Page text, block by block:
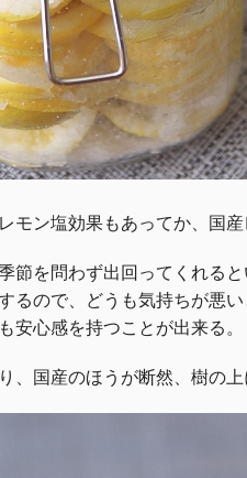
モン塩効果もあってか、国
節を問わず出回ってくれる
るので、どうも気持ちが悪
安心感を持つことが出来る。
、国産のほうが断然、樹の